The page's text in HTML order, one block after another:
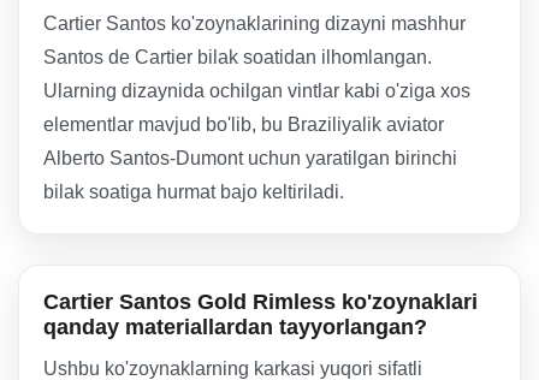
Cartier Santos ko'zoynaklarining dizayni mashhur
Santos de Cartier bilak soatidan ilhomlangan.
Ularning dizaynida ochilgan vintlar kabi o'ziga xos
elementlar mavjud bo'lib, bu Braziliyalik aviator
Alberto Santos-Dumont uchun yaratilgan birinchi
bilak soatiga hurmat bajo keltiriladi.
Cartier Santos Gold Rimless ko'zoynaklari
qanday materiallardan tayyorlangan?
Ushbu ko'zoynaklarning karkasi yuqori sifatli